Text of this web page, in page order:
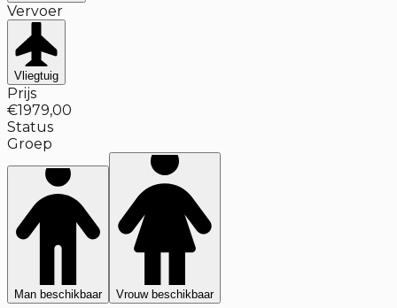
Vervoer
Vliegtuig
Prijs
€1979,00
Status
Groep
Man beschikbaar Vrouw beschikbaar